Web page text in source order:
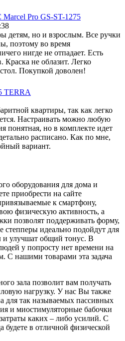
Pro GS-ST-1275
детям, но и взрослым. Все ручки
поэтому во время
нигде не отпадает. Есть
Краска не облазит. Легко
Покупкой доволен!
TERRA
квартиры, так как легко
Настраивать можно любую
понятная, но в комплекте идет
расписано. Как по мне,
вариант.
оборудования для дома и
приобрести на сайте
к смартфону,
физическую активность, а
позволят поддерживать форму,
степперы идеально подойдут для
улучшат общий тонус. В
у попросту нет времени на
С нашими товарами эта задача
зала позволит вам получать
нагрузку. У нас Вы также
для так называемых пассивных
и миостимуляторные бабочки
каких – либо усилий. С
в отличной физической